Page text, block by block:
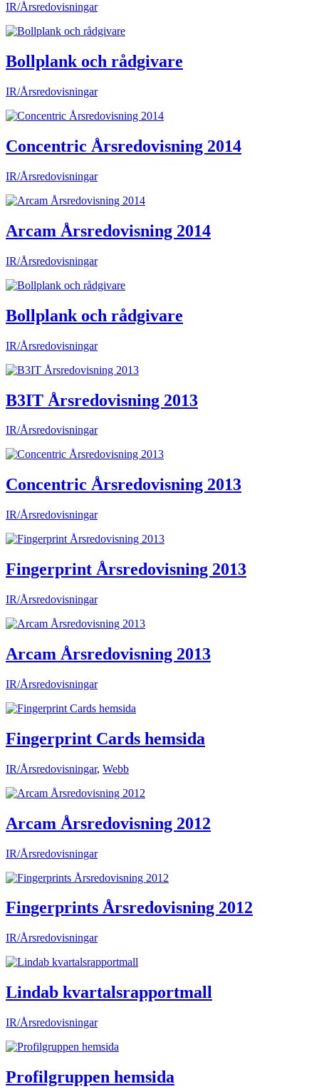
IR/Årsredovisningar
Bollplank och rådgivare
IR/Årsredovisningar
Concentric Årsredovisning 2014
IR/Årsredovisningar
Arcam Årsredovisning 2014
IR/Årsredovisningar
Bollplank och rådgivare
IR/Årsredovisningar
B3IT Årsredovisning 2013
IR/Årsredovisningar
Concentric Årsredovisning 2013
IR/Årsredovisningar
Fingerprint Årsredovisning 2013
IR/Årsredovisningar
Arcam Årsredovisning 2013
IR/Årsredovisningar
Fingerprint Cards hemsida
IR/Årsredovisningar, Webb
Arcam Årsredovisning 2012
IR/Årsredovisningar
Fingerprints Årsredovisning 2012
IR/Årsredovisningar
Lindab kvartalsrapportmall
IR/Årsredovisningar
Profilgruppen hemsida